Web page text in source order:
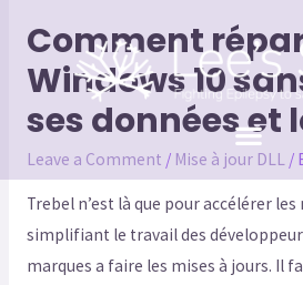
Comment
Windows 10
ses données et
Leave a Comment / Mise à jour DLL/
Trebel n’est là que pour accélérer
simplifiant le travail des
marques a faire les mises à jours. Il